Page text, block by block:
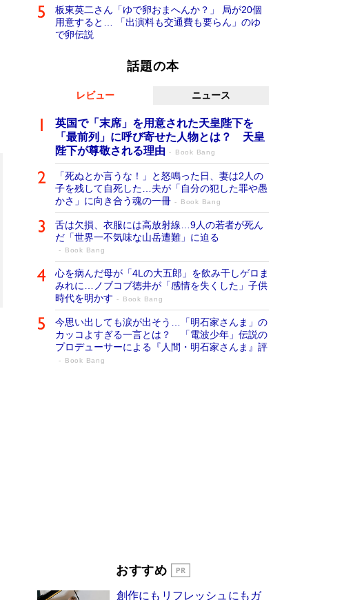
板東英二さん「ゆで卵おまへんか？」 局が20個
用意すると… 「出演料も交通費も要らん」のゆ
で卵伝説
話題の本
レビュー ニュース
英国で「末席」を用意された天皇陛下を
「最前列」に呼び寄せた人物とは？ 天皇
陛下が尊敬される理由
Book Bang
「死ぬとか言うな！」と怒鳴った日、妻は2人の
子を残して自死した…夫が「自分の犯した罪や愚
かさ」に向き合う魂の一冊
Book Bang
舌は欠損、衣服には高放射線…9人の若者が死ん
だ「世界一不気味な山岳遭難」に迫る
Book Bang
心を病んだ母が「4Lの大五郎」を飲み干しゲロま
みれに…ノブコブ徳井が「感情を失くした」子供
時代を明かす
Book Bang
今思い出しても涙が出そう…「明石家さんま」の
カッコよすぎる一言とは？ 「電波少年」伝説の
プロデューサーによる『人間・明石家さんま』評
Book Bang
らも文庫化 映画化された直木賞受賞作もランク
おすすめ
創作にもリフレッシュにもガ